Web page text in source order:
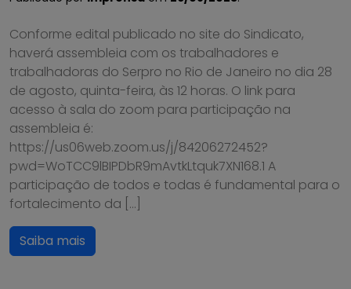
Conforme edital publicado no site do Sindicato,
haverá assembleia com os trabalhadores e
trabalhadoras do Serpro no Rio de Janeiro no dia 28
de agosto, quinta-feira, às 12 horas. O link para
acesso à sala do zoom para participação na
assembleia é:
https://us06web.zoom.us/j/84206272452?
pwd=WoTCC9lBIPDbR9mAvtkLtquk7XN168.1 A
participação de todos e todas é fundamental para o
fortalecimento da […]
Saiba mais